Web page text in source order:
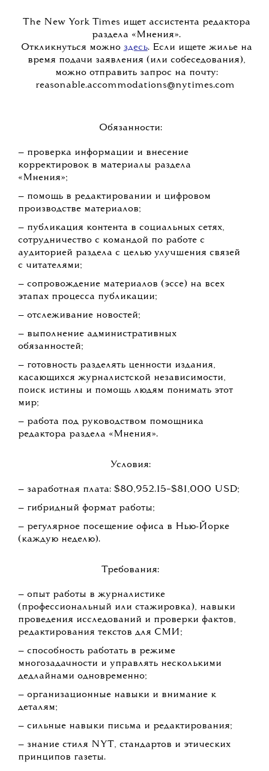
The New York Times ищет ассистента редактора
раздела «Мнения».
Откликнуться можно здесь. Если ищете жилье на
время подачи заявления (или собеседования),
можно отправить запрос на почту:
reasonable.accommodations@nytimes.com
Обязанности:
— проверка информации и внесение
корректировок в материалы раздела
«Мнения»;
— помощь в редактировании и цифровом
производстве материалов;
— публикация контента в социальных сетях,
сотрудничество с командой по работе с
аудиторией раздела с целью улучшения связей
с читателями;
— сопровождение материалов (эссе) на всех
этапах процесса публикации;
— отслеживание новостей;
— выполнение административных
обязанностей;
— готовность разделять ценности издания,
касающихся журналистской независимости,
поиск истины и помощь людям понимать этот
мир;
— работа под руководством помощника
редактора раздела «Мнения».
Условия:
— заработная плата: $80,952.15−$81,000 USD;
— гибридный формат работы;
— регулярное посещение офиса в Нью-Йорке
(каждую неделю).
Требования:
— опыт работы в журналистике
(профессиональный или стажировка), навыки
проведения исследований и проверки фактов,
редактирования текстов для СМИ;
— способность работать в режиме
многозадачности и управлять несколькими
дедлайнами одновременно;
— организационные навыки и внимание к
деталям;
— сильные навыки письма и редактирования;
— знание стиля NYT, стандартов и этических
принципов газеты.